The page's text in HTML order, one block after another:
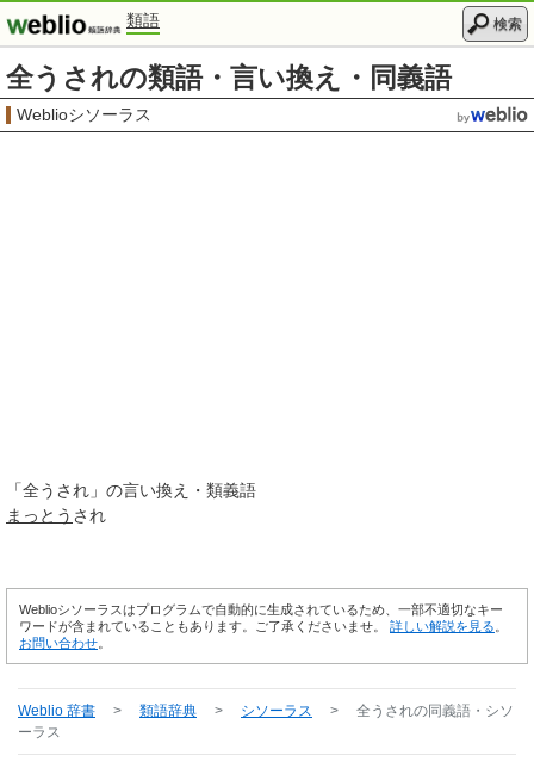
類語 検索
全うされの類語・言い換え・同義語
Weblioシソーラス
「全うされ 」の言い換え・類義語
まっとう され
Weblioシソーラスはプログラムで自動的に生成されているため、一部不適切なキー
ワードが含まれていることもあります。ご了承くださいませ。 詳しい解説を見る
お問い合わせ
Weblio 辞書 > 類語辞典 > シソーラス > 全うされの同義語・シソ
ーラス